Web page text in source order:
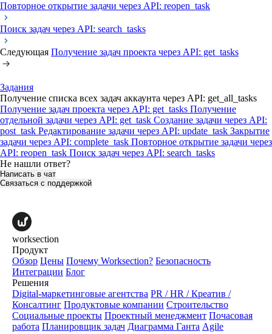
Повторное открытие задачи через API: reopen_task
Поиск задач через API: search_tasks
Следующая Получение задач проекта через API: get_tasks
Задания
Получение списка всех задач аккаунта через API: get_all_tasks
Получение задач проекта через API: get_tasks Получение
отдельной задачи через API: get_task Создание задачи через API:
post_task Редактирование задачи через API: update_task Закрытие
задачи через API: complete_task Повторное открытие задачи через
API: reopen_task Поиск задач через API: search_tasks
Не нашли ответ?
Написать в чат
Связаться с поддержкой
worksection
Продукт
Обзор Цены Почему Worksection? Безопасность
Интеграции Блог
Решения
Digital-маркетинговые агентства PR / HR / Креатив /
Консалтинг Продуктовые компании Строительство
Социальные проекты Проектный менеджмент Почасовая
работа Планировщик задач Диаграмма Ганта Agile